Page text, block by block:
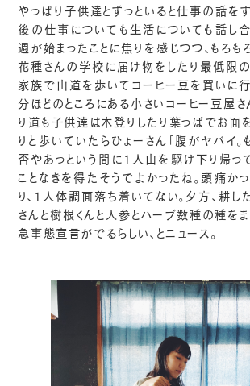
やっぱり子供達とずっといると仕事の話を
後の仕事についても生活についても話し合
週が始まったことに焦りを感じつつ、もろも
花種さんの学校に届け物をしたり最低限の
家族で山道を歩いてコーヒー豆を買いに行
分ほどのところにある小さいコーヒー豆屋さ
り道も子供達は木登りしたり葉っぱでお面
りと歩いていたらひょーさん「腹がヤバイ。
否やあっという間に1人山を駆け下り帰っ
ことなきを得たそうでよかったね。頭痛か
り、1人体調面落ち着いてない。夕方、耕
さんと樹根くんと人参とハーブ数種の種を
急事態宣言がでるらしい、とニュース。